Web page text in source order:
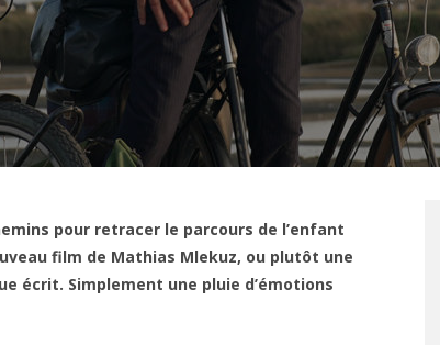
pour retracer le parcours de l’enfant
film de Mathias Mlekuz, ou plutôt une
écrit. Simplement une pluie d’émotions